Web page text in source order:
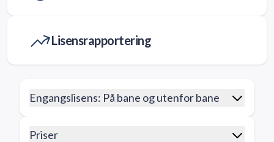
Lisensrapportering
Engangslisens: På bane og utenfor bane
Priser